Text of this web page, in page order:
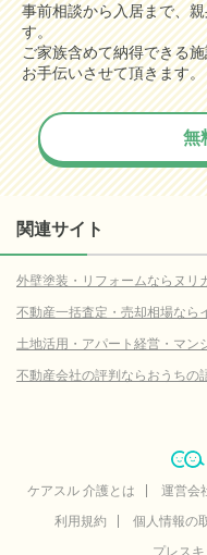
事前相談から入居まで、
す。
ご家族含めて納得できる
お手伝いさせて頂きます。
無
関連サイト
外壁塗装・リフォームならヌリ
不動産一括査定・売却相場なら
土地活用・アパート経営・マン
不動産会社の評判ならおうちの
ケアスル 介護とは 運営会
利用規約
個人情報の
プレスキ